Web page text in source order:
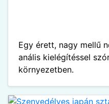
Egy érett, nagy mellű
anális kielégítéssel
környezetben.